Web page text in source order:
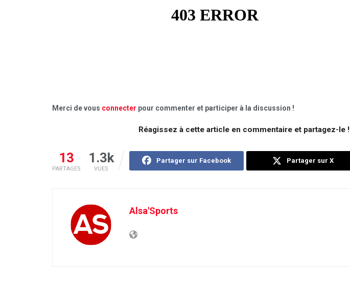
Merci de vous connecter pour commenter et participer à la discussion !
Réagissez à cette article en commentaire et partagez-le !
13
PARTAGES
1.3k
VUES
Partager sur Facebook Partager sur X
Alsa'Sports